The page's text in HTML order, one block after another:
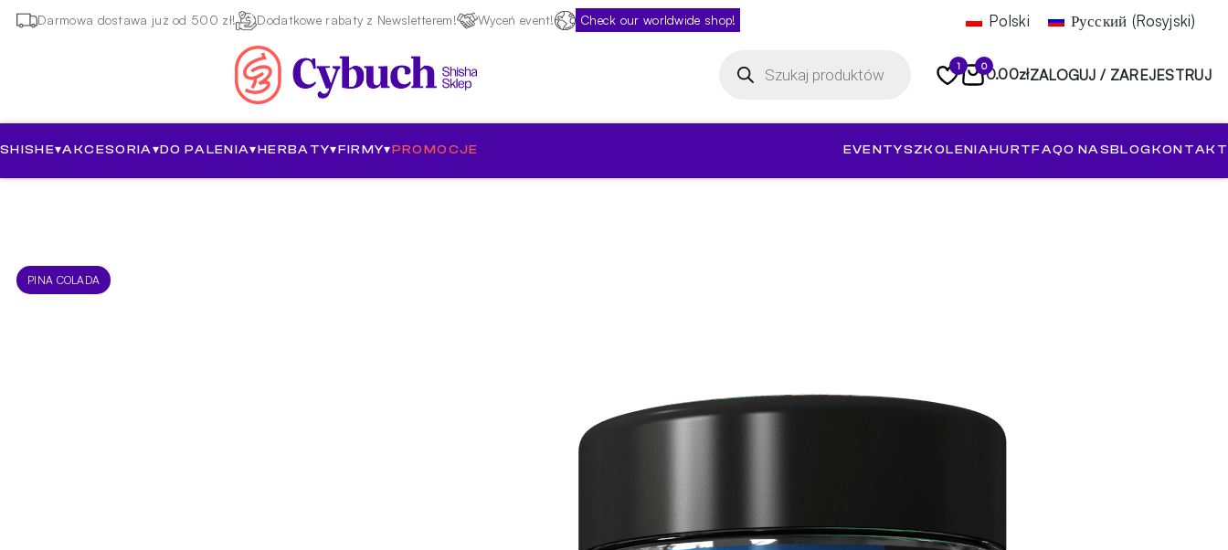
Darmowa dostawa już od 500 zł! Dodatkowe rabaty z Newsletterem! Wyceń event! Check our worldwide shop! Polski Русский (Rosyjski)
produktów 1 00.00złZALOGUJ / ZAREJESTRUJ
SHISHE▾AKCESORIA▾DO PALENIA▾HERBATY▾FIRMY▾PROMOCJE EVENTYSZKOLENIAHURTFAQO NASBLOGKONTAKT
PINA COLADA